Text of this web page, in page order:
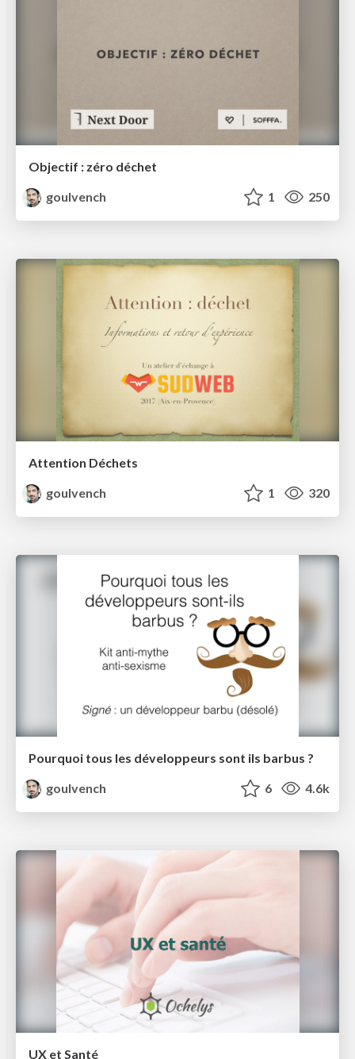
Objectif : zéro déchet
goulvench
1 250
Attention Déchets
goulvench
1 320
Pourquoi tous les développeurs sont ils barbus ?
goulvench
6 4.6k
UX et Santé